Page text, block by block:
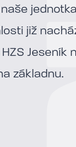
již
základnu.